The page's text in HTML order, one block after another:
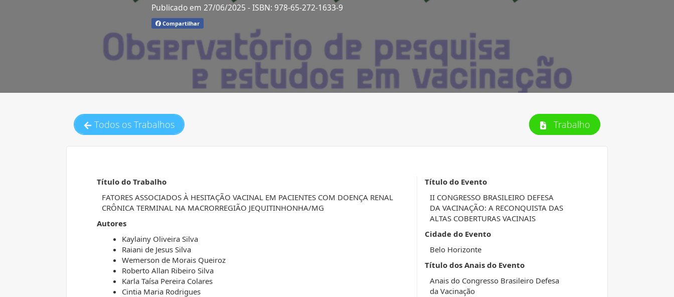
Publicado em 27/06/2025- ISBN: 978-65-272-1633-9
Compartilhar
Todos os Trabalhos Trabalho
Título do Trabalho
FATORES ASSOCIADOS À HESITAÇÃO VACINAL EM PACIENTES COM DOENÇA RENAL
CRÔNICA TERMINAL NA MACRORREGIÃO JEQUITINHONHA/MG
Autores
Kaylainy Oliveira Silva
Raiani de Jesus Silva
Wemerson de Morais Queiroz
Roberto Allan Ribeiro Silva
Karla Taísa Pereira Colares
Cintia Maria Rodrigues
Título do Evento
II CONGRESSO BRASILEIRO DEFESA
DA VACINAÇÃO: A RECONQUISTA DAS
ALTAS COBERTURAS VACINAIS
Cidade do Evento
Belo Horizonte
Título dos Anais do Evento
Anais do Congresso Brasileiro Defesa
da Vacinação